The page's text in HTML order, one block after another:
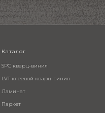
Каталог
SPC кварц-винил
LVT клеевой кварц-винил
Ламинат
Паркет